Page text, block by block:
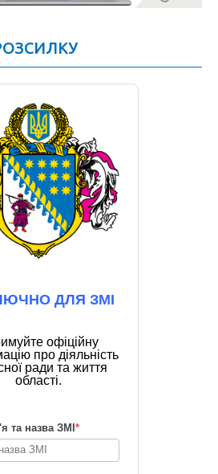
ДЛЯ ЗМІ
офіційну
про діяльність
ради та життя
області.
та назва ЗМІ *